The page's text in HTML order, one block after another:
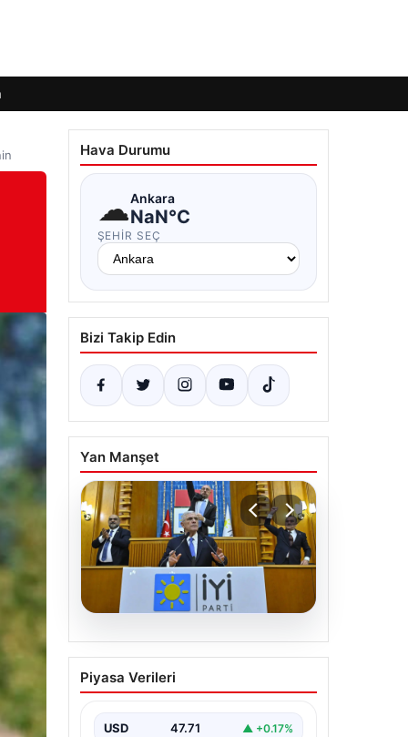
Hava Durumu
☁Ankara
NaN°C
ŞEHIR SEÇ
Bizi Takip Edin
Yan Manşet
06.08.2026
İYİ Parti’den ‘çerçeve
yasa’ teklifi için Anayasa
Piyasa Verileri
USD 47.71 ▲ +0.17%